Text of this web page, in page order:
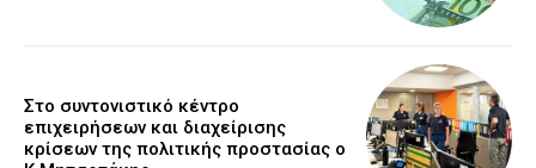
Στο συντονιστικό κέντρο
επιχειρήσεων και διαχείρισης
κρίσεων της πολιτικής προστασίας ο